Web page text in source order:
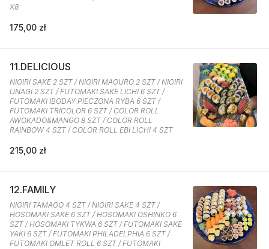
X8
175,00 zł
11.DELICIOUS
NIGIRI SAKE 2 SZT / NIGIRI MAGURO 2 SZT / NIGIRI
UNAGI 2 SZT / FUTOMAKI SAKE LICHI 6 SZT /
FUTOMAKI IBODAY PIECZONA RYBA 6 SZT /
FUTOMAKI TRICOLOR 6 SZT / COLOR ROLL
AWOKADO&MANGO 8 SZT / COLOR ROLL
RAINBOW 4 SZT / COLOR ROLL EBI LICHI 4 SZT
215,00 zł
12.FAMILY
NIGIRI TAMAGO 4 SZT / NIGIRI SAKE 4 SZT /
HOSOMAKI SAKE 6 SZT / HOSOMAKI OSHINKO 6
SZT / HOSOMAKI TYKWA 6 SZT / FUTOMAKI SAKE
YAKI 6 SZT / FUTOMAKI PHILADELPHIA 6 SZT /
FUTOMAKI OMLET ROLL 6 SZT / FUTOMAKI